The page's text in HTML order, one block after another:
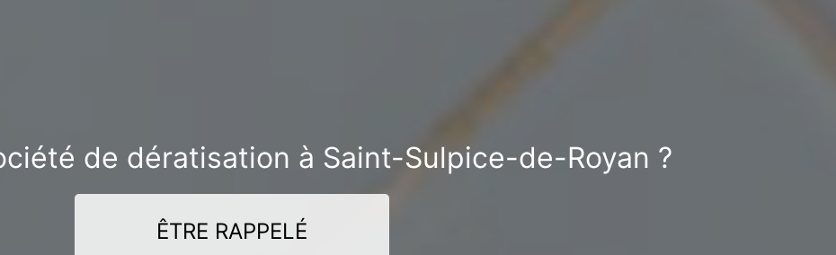
de dératisation à Saint-Sulpice-de-Royan ?
ÊTRE RAPPELÉ